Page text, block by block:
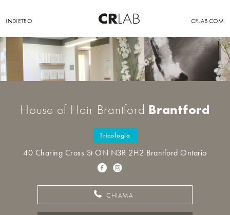
INDIETRO CRLAB.COM
House of Hair Brantford Brantford
Tricologia
40 Charing Cross St ON N3R 2H2 Brantford Ontario
CHIAMA